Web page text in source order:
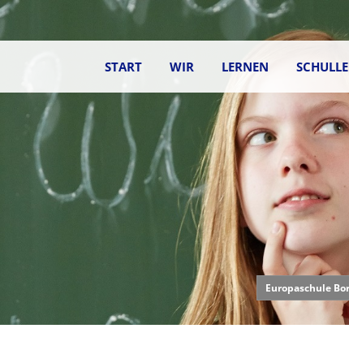
START WIR LERNEN
Europaschule